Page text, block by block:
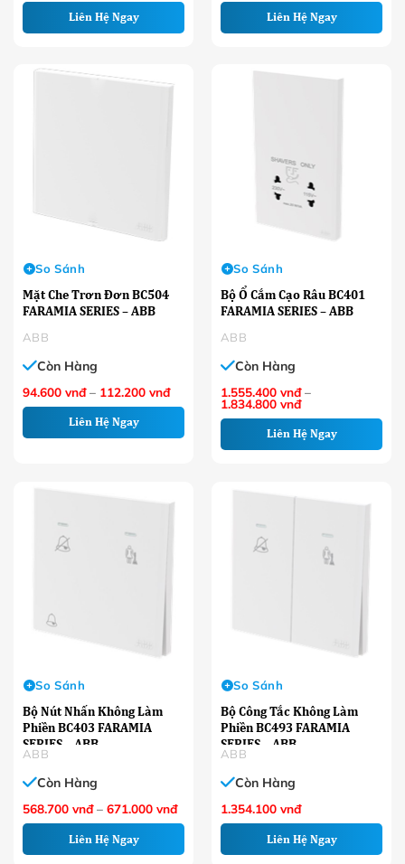
từ
đến
Liên Hệ Ngay từ
đến
Liên Hệ Ngay
ABB
Mặt Che Trơn Đơn BC504
FARAMIA SERIES – ABB
So Sánh
Còn Hàng
94.600 vnđ – 112.200 vnđKhoảng
94.600 VNĐ
đến
112.200 VNĐ
Liên Hệ Ngay
ABB
Bộ Ổ Cắm Cạo Râu BC401
FARAMIA SERIES – ABB
So Sánh
Còn Hàng
1.555.400 vnđ –
1.834.800 vnđKhoảng
từ
1.555.400 VNĐ
đến
Liên Hệ Ngay
ABB
Bộ Nút Nhấn Không Làm
Phiền BC403 FARAMIA
SERIES – ABB
So Sánh
Còn Hàng
568.700 vnđ – 671.000 vnđKhoảng
từ
đến
Liên Hệ Ngay
ABB
Bộ Công Tắc Không Làm
Phiền BC493 FARAMIA
SERIES – ABB
So Sánh
Còn Hàng
1.354.100 vnđ
Liên Hệ Ngay